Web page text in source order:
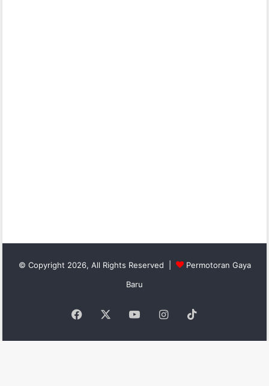
© Copyright 2026, All Rights Reserved |
Permotoran Gaya
Baru
Facebook YouTubeInstagram